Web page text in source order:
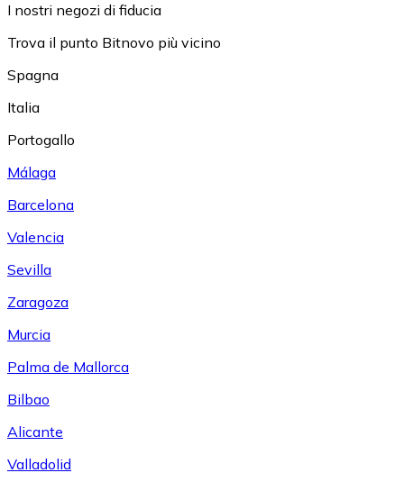
I nostri negozi di fiducia
Trova il punto Bitnovo più vicino
Spagna
Italia
Portogallo
Málaga
Barcelona
Valencia
Sevilla
Zaragoza
Murcia
Palma de Mallorca
Bilbao
Alicante
Valladolid